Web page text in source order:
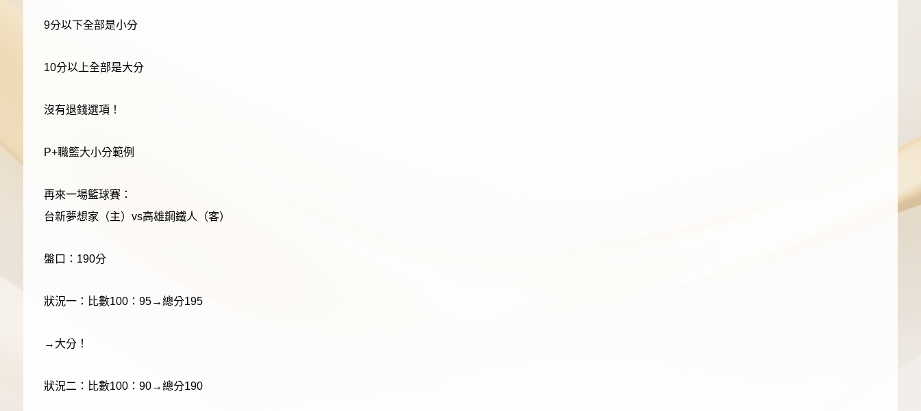
9分以下全部是小分
10分以上全部是大分
沒有退錢選項！
P+職籃大小分範例
再來一場籃球賽：
台新夢想家（主）vs高雄鋼鐵人（客）
盤口：190分
狀況一：比數100：95→總分195
→大分！
狀況二：比數100：90→總分190